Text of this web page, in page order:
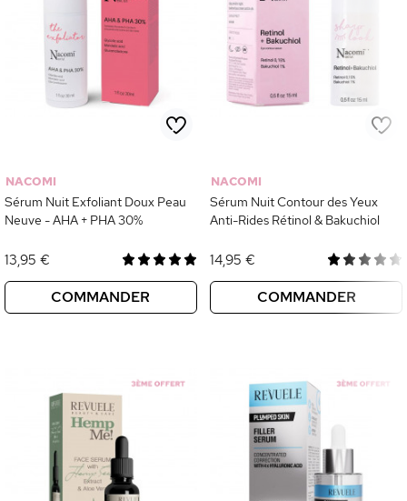
NACOMI
Sérum Nuit Exfoliant Doux Peau
Neuve - AHA + PHA 30%
13,95 €
COMMANDER
NACOMI
Sérum Nuit Contour des Yeux
Anti-Rides Rétinol & Bakuchiol
14,95 €
COMMANDER